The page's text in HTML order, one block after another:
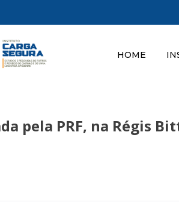
HOME
pela PRF, na Régis